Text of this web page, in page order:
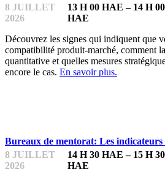
8 JUILLET
2026
13 H 00 HAE – 14 H 00
HAE
Découvrez les signes qui indiquent que
compatibilité produit-marché, comment
quantitative et quelles mesures
encore le cas. En savoir plus.
Bureaux de mentorat: Les
8 JUILLET
2026
14 H 30 HAE – 15 H 30
HAE